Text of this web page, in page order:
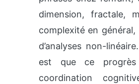
dimension, fractale,
complexité en
d’analyses non-
est que ce
coordination